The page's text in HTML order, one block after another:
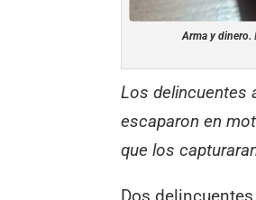
Arma y dinero.
Los delincuentes
escaparon en
que los
Dos